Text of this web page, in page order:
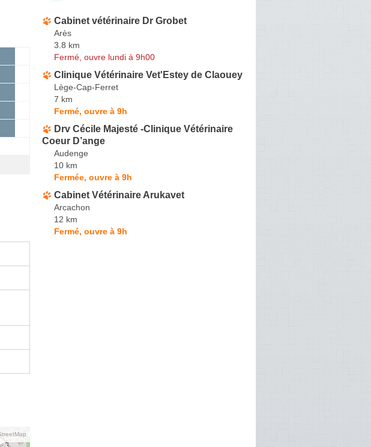
Cabinet vétérinaire Dr Grobet
Arès
3.8 km
Fermé, ouvre lundi à 9h00
Clinique Vétérinaire Vet'Estey de Claouey
Lège-Cap-Ferret
7 km
Fermé, ouvre à 9h
Drv Cécile Majesté -Clinique Vétérinaire
Coeur D’ange
Audenge
10 km
Fermée, ouvre à 9h
Cabinet Vétérinaire Arukavet
Arcachon
12 km
Fermé, ouvre à 9h